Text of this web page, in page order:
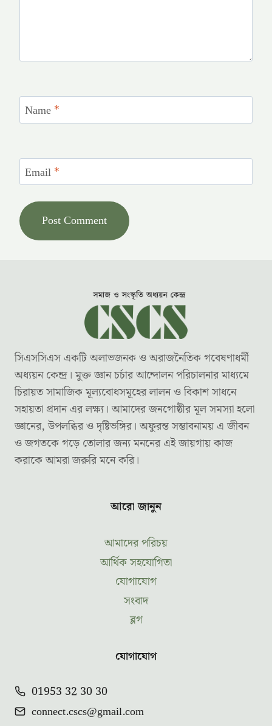
Name *
Email *
সিএসসিএস একটি অলাভজনক ও অরাজনৈতিক গবেষণাধর্মী
অধ্যয়ন কেন্দ্র। মুক্ত জ্ঞান চর্চার আন্দোলন পরিচালনার মাধ্যমে
চিরায়ত সামাজিক মূল্যবোধসমূহের লালন ও বিকাশ সাধনে
সহায়তা প্রদান এর লক্ষ্য। আমাদের জনগোষ্ঠীর মূল সমস্যা হলো
জ্ঞানের, উপলব্ধির ও দৃষ্টিভঙ্গির। অফুরন্ত সম্ভাবনাময় এ জীবন
ও জগতকে গড়ে তোলার জন্য মননের এই জায়গায় কাজ
করাকে আমরা জরুরি মনে করি।
আরো জানুন
আমাদের পরিচয়
আর্থিক সহযোগিতা
যোগাযোগ
সংবাদ
ব্লগ
যোগাযোগ
01953 32 30 30
connect.cscs@gmail.com